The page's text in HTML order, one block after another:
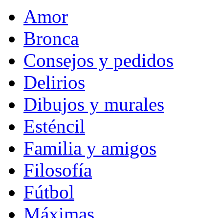
Amor
Bronca
Consejos y pedidos
Delirios
Dibujos y murales
Esténcil
Familia y amigos
Filosofía
Fútbol